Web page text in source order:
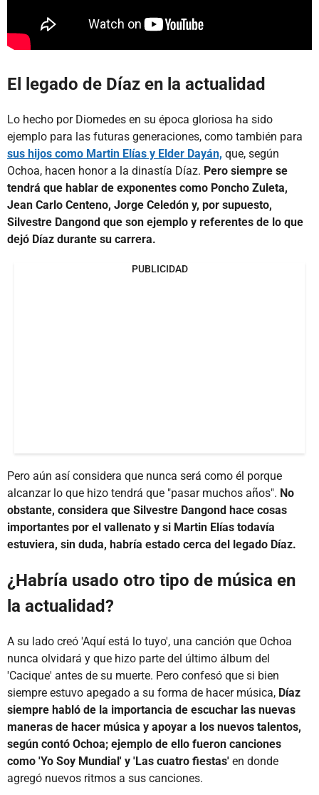
El legado de Díaz en la actualidad
Lo hecho por Diomedes en su época gloriosa ha sido
ejemplo para las futuras generaciones, como también para
sus hijos como Martin Elías y Elder Dayán, que, según
Ochoa, hacen honor a la dinastía Díaz. Pero siempre se
tendrá que hablar de exponentes como Poncho Zuleta,
Jean Carlo Centeno, Jorge Celedón y, por supuesto,
Silvestre Dangond que son ejemplo y referentes de lo que
dejó Díaz durante su carrera.
PUBLICIDAD
Pero aún así considera que nunca será como él porque
alcanzar lo que hizo tendrá que "pasar muchos años". No
obstante, considera que Silvestre Dangond hace cosas
importantes por el vallenato y si Martin Elías todavía
estuviera, sin duda, habría estado cerca del legado Díaz.
¿Habría usado otro tipo de música en
la actualidad?
A su lado creó 'Aquí está lo tuyo', una canción que Ochoa
nunca olvidará y que hizo parte del último álbum del
'Cacique' antes de su muerte. Pero confesó que si bien
siempre estuvo apegado a su forma de hacer música, Díaz
siempre habló de la importancia de escuchar las nuevas
maneras de hacer música y apoyar a los nuevos talentos,
según contó Ochoa; ejemplo de ello fueron canciones
como 'Yo Soy Mundial' y 'Las cuatro fiestas' en donde
agregó nuevos ritmos a sus canciones.